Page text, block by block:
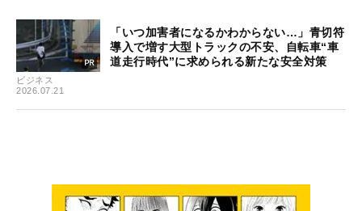
ビジネス
2026.07.21
「いつ加害者になるかわからない…」青切符
導入で増す大型トラックの不安、自転車“車
道走行時代”に求められる新たな安全対策